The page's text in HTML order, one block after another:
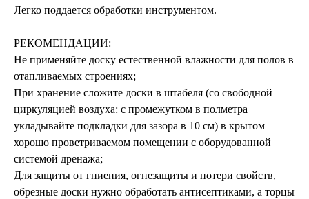
Легко поддается обработки инструментом.
РЕКОМЕНДАЦИИ:
Не применяйте доску естественной влажности для полов в
отапливаемых строениях;
При хранение сложите доски в штабеля (со свободной
циркуляцией воздуха: с промежутком в полметра
укладывайте подкладки для зазора в 10 см) в крытом
хорошо проветриваемом помещении с оборудованной
системой дренажа;
Для защиты от гниения, огнезащиты и потери свойств,
обрезные доски нужно обработать антисептиками, а торцы